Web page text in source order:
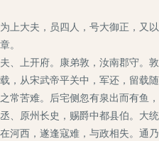
大夫，员四人，号大御正，又
。
上开府。康弟敦，汝南郡守。
从宋武帝平关中，军还，留载
常苦难。后宅侧忽有泉出而有鱼
、原州长史，赐爵中都县伯。大
西，遂逢寇难，与政相失。通